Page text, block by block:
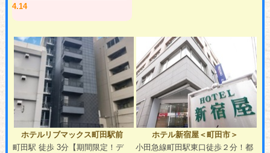
4.14
ホテルリブマックス町田駅前
町田駅 徒歩 3分【期間限定！デ
ホテル新宿屋＜町田市＞
小田急線町田駅東口徒歩２分！都